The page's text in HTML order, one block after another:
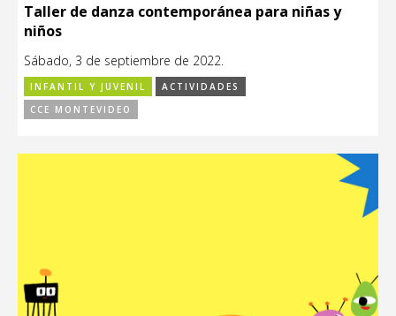
Taller de danza contemporánea para niñas y
niños
Sábado, 3 de septiembre de 2022.
INFANTIL Y JUVENIL
ACTIVIDADES
CCE MONTEVIDEO